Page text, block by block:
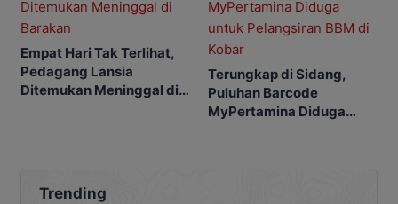
Empat Hari Tak Terlihat,
Pedagang Lansia
Ditemukan Meninggal di
Terungkap di Sidang,
Puluhan Barcode
MyPertamina Diduga
Trending